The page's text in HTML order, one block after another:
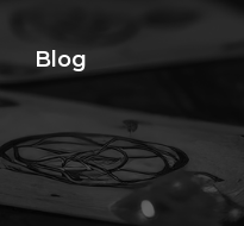
Blog